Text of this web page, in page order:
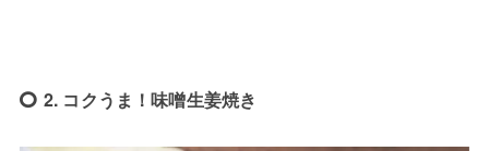
2. コクうま！味噌生姜焼き